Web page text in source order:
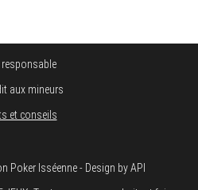
responsable
aux mineurs
et conseils
Poker Isséenne - Design by API